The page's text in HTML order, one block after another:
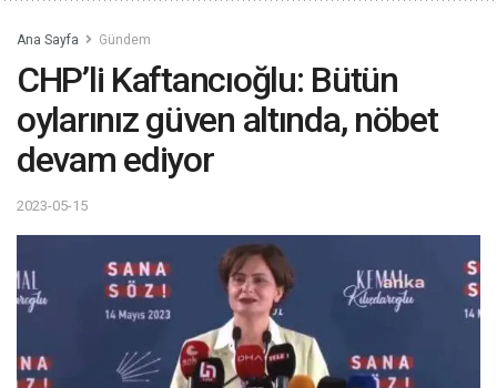
Ana Sayfa Gündem
CHP’li Kaftancıoğlu: Bütün
oylarınız güven altında, nöbet
devam ediyor
2023-05-15